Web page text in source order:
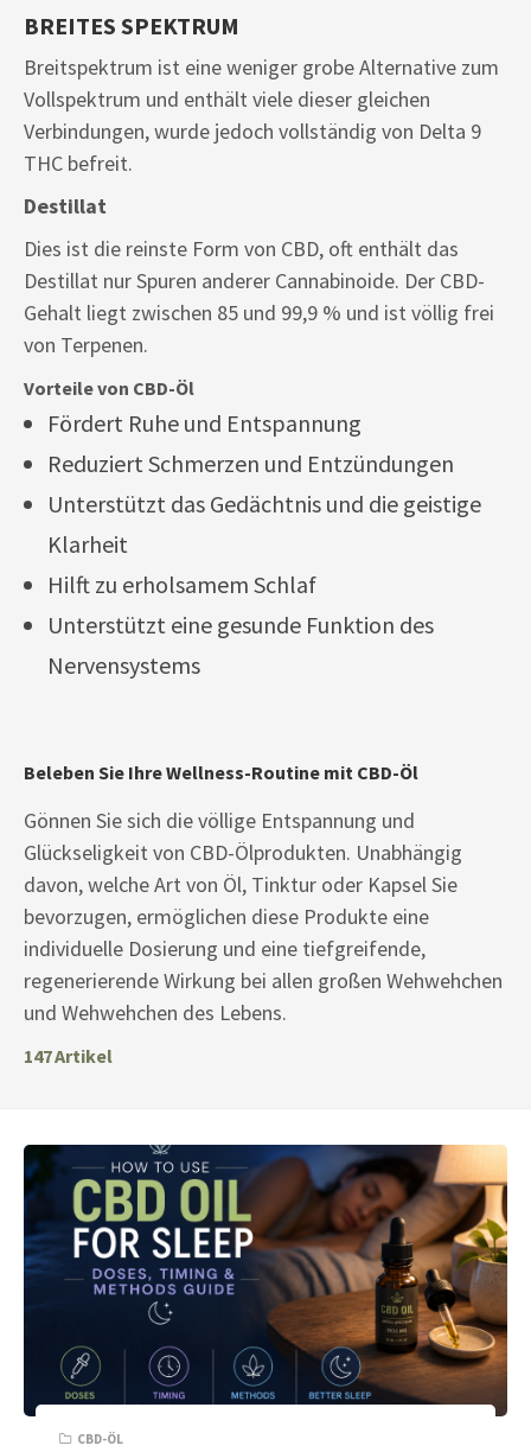
BREITES SPEKTRUM
Breitspektrum ist eine weniger grobe Alternative zum
Vollspektrum und enthält viele dieser gleichen
Verbindungen, wurde jedoch vollständig von Delta 9
THC befreit.
Destillat
Dies ist die reinste Form von CBD, oft enthält das
Destillat nur Spuren anderer Cannabinoide. Der CBD-
Gehalt liegt zwischen 85 und 99,9 % und ist völlig frei
von Terpenen.
Vorteile von CBD-Öl
Fördert Ruhe und Entspannung
Reduziert Schmerzen und Entzündungen
Unterstützt das Gedächtnis und die geistige
Klarheit
Hilft zu erholsamem Schlaf
Unterstützt eine gesunde Funktion des
Nervensystems
Beleben Sie Ihre Wellness-Routine mit CBD-Öl
Gönnen Sie sich die völlige Entspannung und
Glückseligkeit von CBD-Ölprodukten. Unabhängig
davon, welche Art von Öl, Tinktur oder Kapsel Sie
bevorzugen, ermöglichen diese Produkte eine
individuelle Dosierung und eine tiefgreifende,
regenerierende Wirkung bei allen großen Wehwehchen
und Wehwehchen des Lebens.
147Artikel
CBD-ÖL